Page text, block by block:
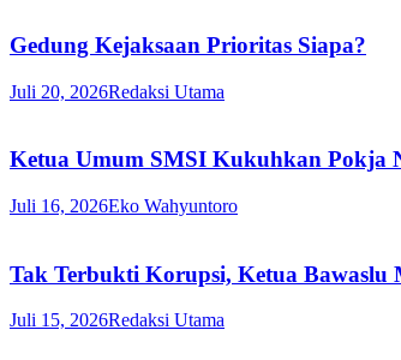
Gedung Kejaksaan Prioritas Siapa?
Juli 20, 2026Redaksi Utama
Ketua Umum SMSI Kukuhkan Pokja
Juli 16, 2026Eko Wahyuntoro
Tak Terbukti Korupsi, Ketua Bawaslu
Juli 15, 2026Redaksi Utama